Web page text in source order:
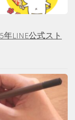
LINE公式スト